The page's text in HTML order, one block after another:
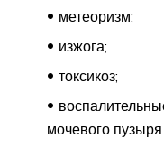
метеоризм;
изжога;
токсикоз;
мочевого